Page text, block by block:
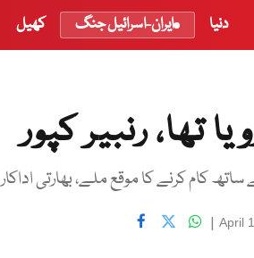
دنیا ایران-اسرائیل جنگ کھیل
تھا، رنبیر کپور
کام کرنے کا موقع ملے، بھارتی اداکار
April
|